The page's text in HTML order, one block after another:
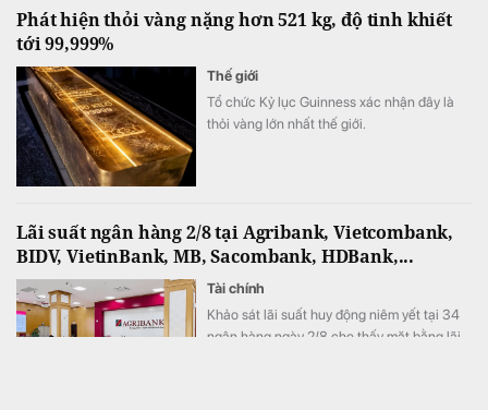
Phát hiện thỏi vàng nặng hơn 521 kg, độ tinh khiết
tới 99,999%
Thế giới
Tổ chức Kỷ lục Guinness xác nhận đây là
thỏi vàng lớn nhất thế giới.
Lãi suất ngân hàng 2/8 tại Agribank, Vietcombank,
BIDV, VietinBank, MB, Sacombank, HDBank,...
Tài chính
Khảo sát lãi suất huy động niêm yết tại 34
ngân hàng ngày 2/8 cho thấy mặt bằng lãi